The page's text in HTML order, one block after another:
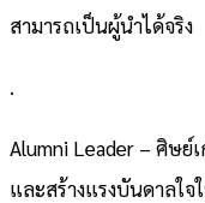
สามารถเป็นผู้นำได้จริง
.
Alumni Leader – ศิษย์
และสร้างแรงบันดาลใ